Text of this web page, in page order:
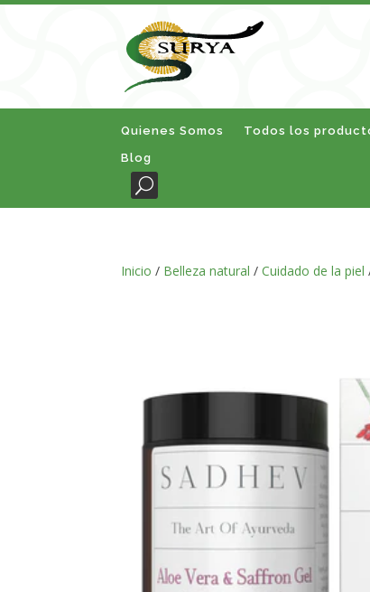
Quienes Somos Todos los
Blog
Inicio / Belleza natural /Cuidado de la piel